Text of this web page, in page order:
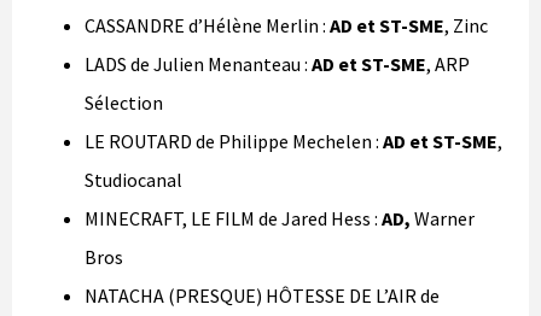
CASSANDRE d’Hélène Merlin : AD et ST-SME, Zinc
LADS de Julien Menanteau : AD et ST-SME, ARP
Sélection
LE ROUTARD de Philippe Mechelen : AD et ST-SME,
Studiocanal
MINECRAFT, LE FILM de Jared Hess : AD, Warner
Bros
NATACHA (PRESQUE) HÔTESSE DE L’AIR de